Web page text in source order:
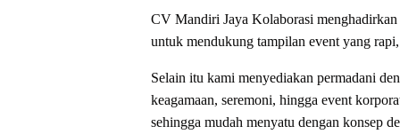
CV Mandiri Jaya Kolaborasi menghadirkan
untuk mendukung tampilan event yang
Selain itu kami menyediakan permadani
keagamaan, seremoni, hingga event
sehingga mudah menyatu dengan konsep